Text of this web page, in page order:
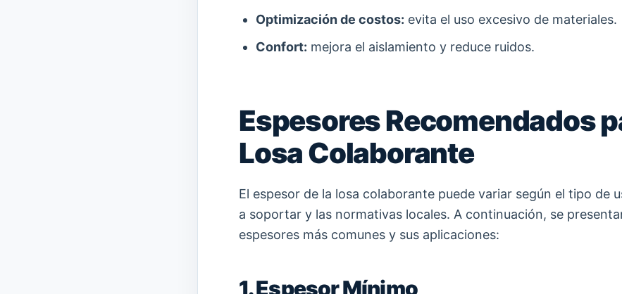
Optimización de costos: evita el uso excesivo de materiales.
Confort: mejora el aislamiento y reduce ruidos.
Espesores Recomendados
Losa Colaborante
El espesor de la losa colaborante puede variar según el tipo de
a soportar y las normativas locales. A continuación, se
espesores más comunes y sus aplicaciones:
1. Espesor Mínimo